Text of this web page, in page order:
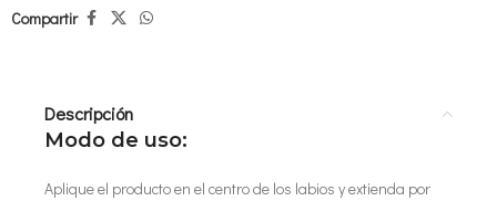
Compartir
Descripción
Modo de uso:
Aplique el producto en el centro de los labios y extienda por